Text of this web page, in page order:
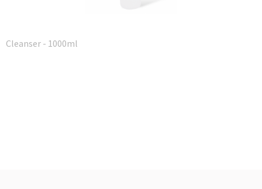
Cleanser - 1000ml